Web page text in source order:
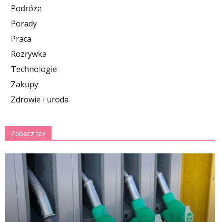
Podróże
Porady
Praca
Rozrywka
Technologie
Zakupy
Zdrowie i uroda
Zobacz też